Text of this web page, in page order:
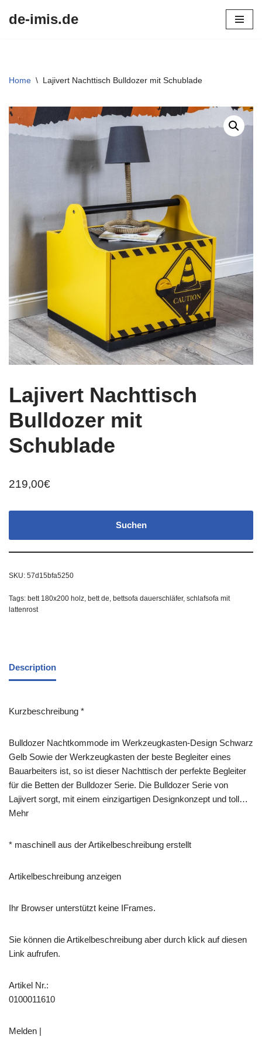
de-imis.de
Home \ Lajivert Nachttisch Bulldozer mit Schublade
Lajivert Nachttisch
Bulldozer mit
Schublade
219,00€
Suchen
SKU: 57d15bfa5250
Tags: bett 180x200 holz bett de bettsofa dauerschläfer, schlafsofa mit
lattenrost
Description
Kurzbeschreibung *
Bulldozer Nachtkommode im Werkzeugkasten-Design Schwarz
Gelb Sowie der Werkzeugkasten der beste Begleiter eines
Bauarbeiters ist, so ist dieser Nachttisch der perfekte Begleiter
für die Betten der Bulldozer Serie. Die Bulldozer Serie von
Lajivert sorgt, mit einem einzigartigen Designkonzept und toll…
Mehr
* maschinell aus der Artikelbeschreibung erstellt
Artikelbeschreibung anzeigen
Ihr Browser unterstützt keine IFrames.
Sie können die Artikelbeschreibung aber durch klick auf diesen
Link aufrufen.
Artikel Nr.:
0100011610
Melden |